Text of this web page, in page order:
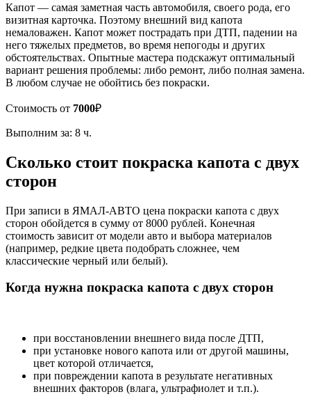
Капот — самая заметная часть автомобиля, своего рода, его
визитная карточка. Поэтому внешний вид капота
немаловажен. Капот может пострадать при ДТП, падении на
него тяжелых предметов, во время непогоды и других
обстоятельствах. Опытные мастера подскажут оптимальный
вариант решения проблемы: либо ремонт, либо полная замена.
В любом случае не обойтись без покраски.
Стоимость от 7000₽
Выполним за: 8 ч.
Сколько стоит покраска капота с двух
сторон
При записи в ЯМАЛ-АВТО цена покраски капота с двух
сторон обойдется в сумму от 8000 рублей. Конечная
стоимость зависит от модели авто и выбора материалов
(например, редкие цвета подобрать сложнее, чем
классические черный или белый).
Когда нужна покраска капота с двух сторон
при восстановлении внешнего вида после ДТП,
при установке нового капота или от другой машины,
цвет которой отличается,
при повреждении капота в результате негативных
внешних факторов (влага, ультрафиолет и т.п.).